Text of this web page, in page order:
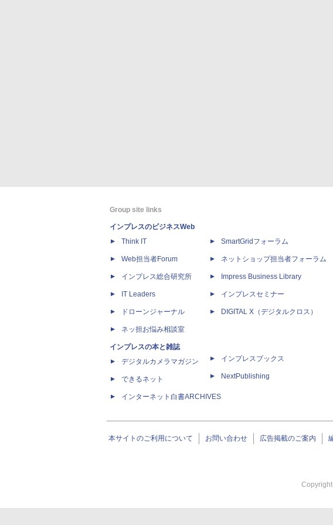
Group site links
インプレスのビジネスWeb
Think IT
Web担当者Forum
インプレス総合研究所
IT Leaders
ドローンジャーナル
ネッ担お悩み相談室
インプレスの本と雑誌
デジタルカメラマガジン
できるネット
インターネット白書ARCHIVES
SmartGridフォーラム
ネットショップ担当者フォーラム
Impress Business Library
インプレスセミナー
DIGITAL X（デジタルクロス）
インプレスブックス
NextPublishing
本サイトのご利用について お問い合わせ 広告掲載のご案内